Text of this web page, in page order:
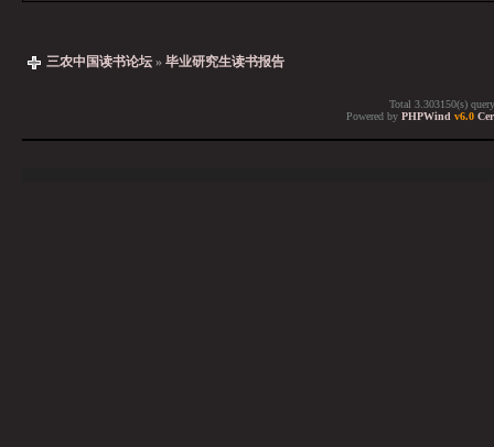
三农中国读书论坛 » 毕业研究生读书报告
Total 3.303150(s)
Powered by PHPWind v6.0